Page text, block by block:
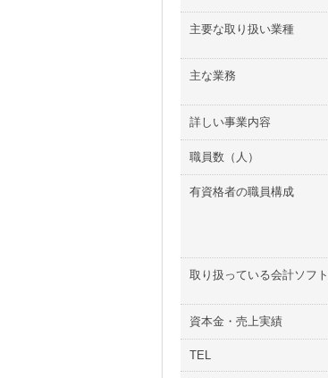
主要な取り扱い業種
主な業務
詳しい事業内容
職員数（人）
有資格者の職員構成
取り扱っている会計ソフト
資本金・売上実績
TEL